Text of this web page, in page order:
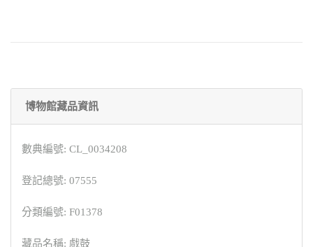
博物館藏品資訊
數典編號: CL_0034208
登記總號: 07555
分類編號: F01378
藏品名稱: 戲鼓